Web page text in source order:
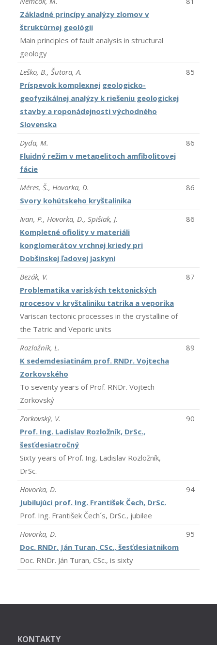
Základné princípy analýzy zlomov v
štruktúrnej geológii
Main principles of fault analysis in structural
geology
Leško, B., Šutora, A.
Príspevok komplexnej geologicko-
geofyzikálnej analýzy k riešeniu geologickej
stavby a roponádejnosti východného
Slovenska
85
Dyda, M.
Fluidný režim v metapelitoch amfibolitovej
fácie
86
Méres, Š., Hovorka, D.
Svory kohútskeho kryštalinika
86
Ivan, P., Hovorka, D., Spišiak, J.
Kompletné ofiolity v materiáli
konglomerátov vrchnej kriedy pri
Dobšinskej ľadovej jaskyni
86
Bezák, V.
Problematika variských tektonických
procesov v kryštaliniku tatrika a veporika
Variscan tectonic processes in the crystalline of
the Tatric and Veporic units
87
Rozložník, L.
K sedemdesiatinám prof. RNDr. Vojtecha
Zorkovského
To seventy years of Prof. RNDr. Vojtech
Zorkovský
89
Zorkovský, V.
Prof. Ing. Ladislav Rozložník, DrSc.,
šesťdesiatročný
Sixty years of Prof. Ing. Ladislav Rozložník,
DrSc.
90
Hovorka, D.
Jubilujúci prof. Ing. František Čech, DrSc.
Prof. Ing. František Čech´s, DrSc., jubilee
94
Hovorka, D.
Doc. RNDr. Ján Turan, CSc., šesťdesiatnikom
Doc. RNDr. Ján Turan, CSc., is sixty
95
KONTAKTY